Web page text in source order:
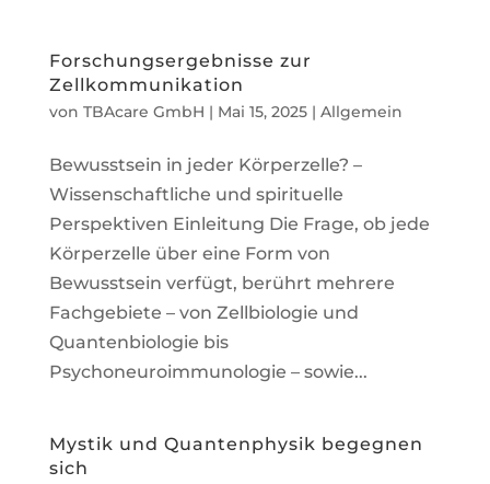
Forschungsergebnisse zur
Zellkommunikation
von TBAcare GmbH | Mai 15, 2025| Allgemein
Bewusstsein in jeder Körperzelle? –
Wissenschaftliche und spirituelle
Perspektiven Einleitung Die Frage, ob jede
Körperzelle über eine Form von
Bewusstsein verfügt, berührt mehrere
Fachgebiete – von Zellbiologie und
Quantenbiologie bis
Psychoneuroimmunologie – sowie...
Mystik und Quantenphysik begegnen
sich